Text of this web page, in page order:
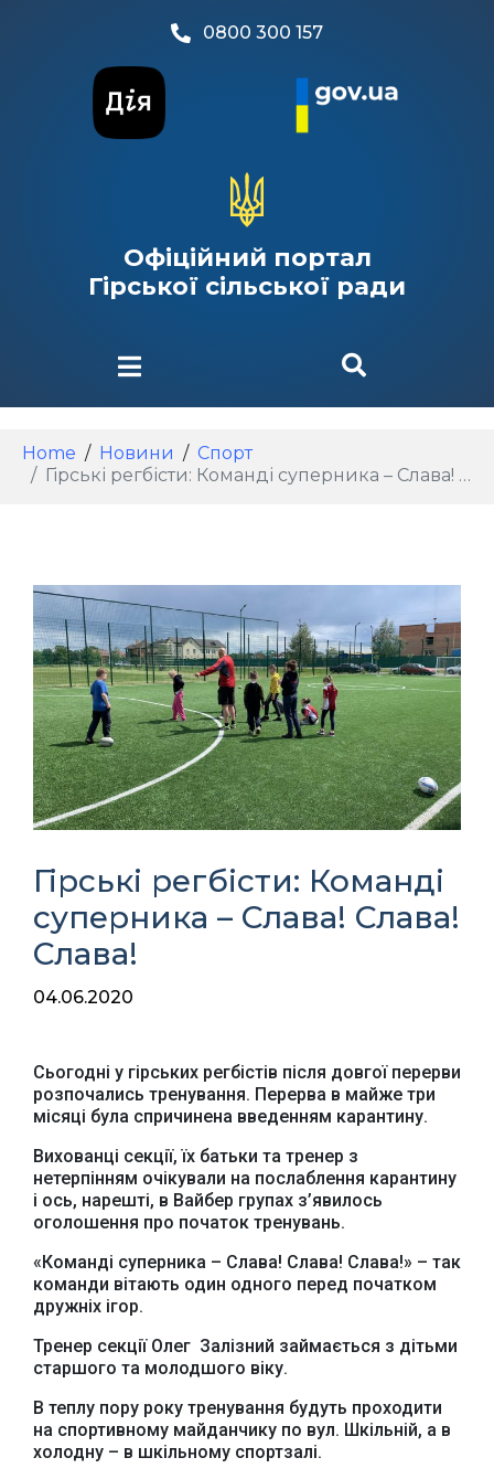
0800 300 157
Офіційний портал
Гірської сільської ради
Home Новини
Спорт
Гірські регбісти: Команді суперника – Слава! Слава! Слава!
Гірські регбісти: Команді
суперника – Слава! Слава!
Слава!
04.06.2020
Сьогодні у гірських регбістів після довгої перерви
розпочались тренування. Перерва в майже три
місяці була спричинена введенням карантину.
Вихованці секції, їх батьки та тренер з
нетерпінням очікували на послаблення карантину
і ось, нарешті, в Вайбер групах з’явилось
оголошення про початок тренувань.
«Команді суперника – Слава! Слава! Слава!» – так
команди вітають один одного перед початком
дружніх ігор.
Тренер секції Олег Залізний займається з дітьми
старшого та молодшого віку.
В теплу пору року тренування будуть проходити
на спортивному майданчику по вул. Шкільній, а в
холодну – в шкільному спортзалі.